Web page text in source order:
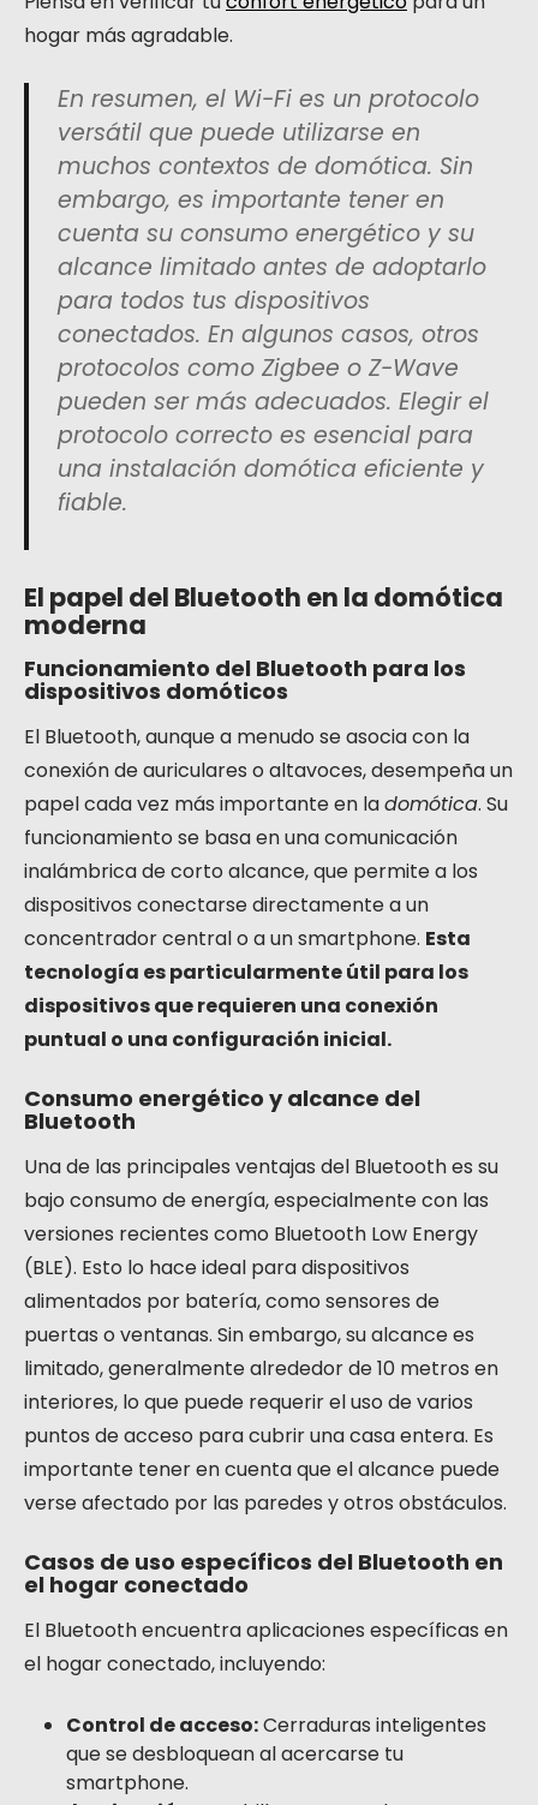
hogar más agradable.
En resumen, el Wi-Fi es un protocolo
versátil que puede utilizarse en
muchos contextos de domótica. Sin
embargo, es importante tener en
cuenta su consumo energético y su
alcance limitado antes de adoptarlo
para todos tus dispositivos
conectados. En algunos casos, otros
protocolos como Zigbee o Z-Wave
pueden ser más adecuados. Elegir el
protocolo correcto es esencial para
una instalación domótica eficiente y
fiable.
El papel del Bluetooth en la domótica
moderna
Funcionamiento del Bluetooth para los
dispositivos domóticos
El Bluetooth, aunque a menudo se asocia con la
conexión de auriculares o altavoces, desempeña un
papel cada vez más importante en ladomótica. Su
funcionamiento se basa en una comunicación
inalámbrica de corto alcance, que permite a los
dispositivos conectarse directamente a un
concentrador central o a un smartphone. Esta
tecnología es particularmente útil para los
dispositivos que requieren una conexión
puntual o una configuración inicial.
Consumo energético y alcance del
Bluetooth
Una de las principales ventajas del Bluetooth es su
bajo consumo de energía, especialmente con las
versiones recientes como Bluetooth Low Energy
(BLE). Esto lo hace ideal para dispositivos
alimentados por batería, como sensores de
puertas o ventanas. Sin embargo, su alcance es
limitado, generalmente alrededor de 10 metros en
interiores, lo que puede requerir el uso de varios
puntos de acceso para cubrir una casa entera. Es
importante tener en cuenta que el alcance puede
verse afectado por las paredes y otros obstáculos.
Casos de uso específicos del Bluetooth en
el hogar conectado
El Bluetooth encuentra aplicaciones específicas en
el hogar conectado, incluyendo:
Control de acceso:Cerraduras inteligentes
que se desbloquean al acercarse tu
smartphone.